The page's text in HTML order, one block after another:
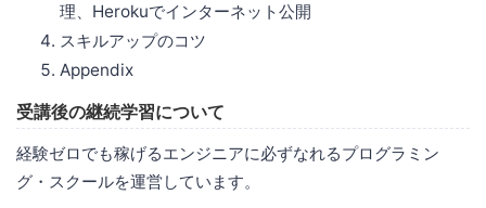
理、Herokuでインターネット公開
スキルアップのコツ
Appendix
受講後の継続学習について
経験ゼロでも稼げるエンジニアに必ずなれるプログラミン
グ・スクールを運営しています。